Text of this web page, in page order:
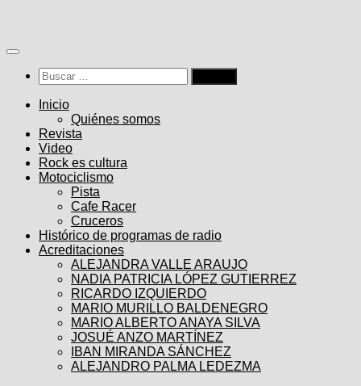
contenido
Buscar:
Inicio
Quiénes somos
Revista
Video
Rock es cultura
Motociclismo
Pista
Cafe Racer
Cruceros
Histórico de programas de radio
Acreditaciones
ALEJANDRA VALLE ARAUJO
NADIA PATRICIA LÓPEZ GUTIERREZ
RICARDO IZQUIERDO
MARIO MURILLO BALDENEGRO
MARIO ALBERTO ANAYA SILVA
JOSUÉ ANZO MARTÍNEZ
IBAN MIRANDA SÁNCHEZ
ALEJANDRO PALMA LEDEZMA